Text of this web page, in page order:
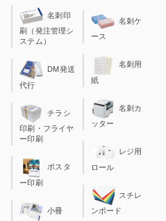
名刺印
刷（発注管理シ
ステム）
DM発送
代行
チラシ
印刷・フライヤ
ー印刷
ポスタ
ー印刷
小冊
名刺ケ
ース
名刺用
紙
名刺カ
ッター
レジ用
ロール
スチレ
ンボード